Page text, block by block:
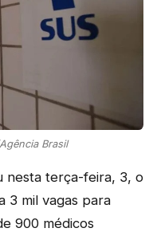
Brasil
nesta terça-feira, 3, o
3 mil vagas para
900 médicos